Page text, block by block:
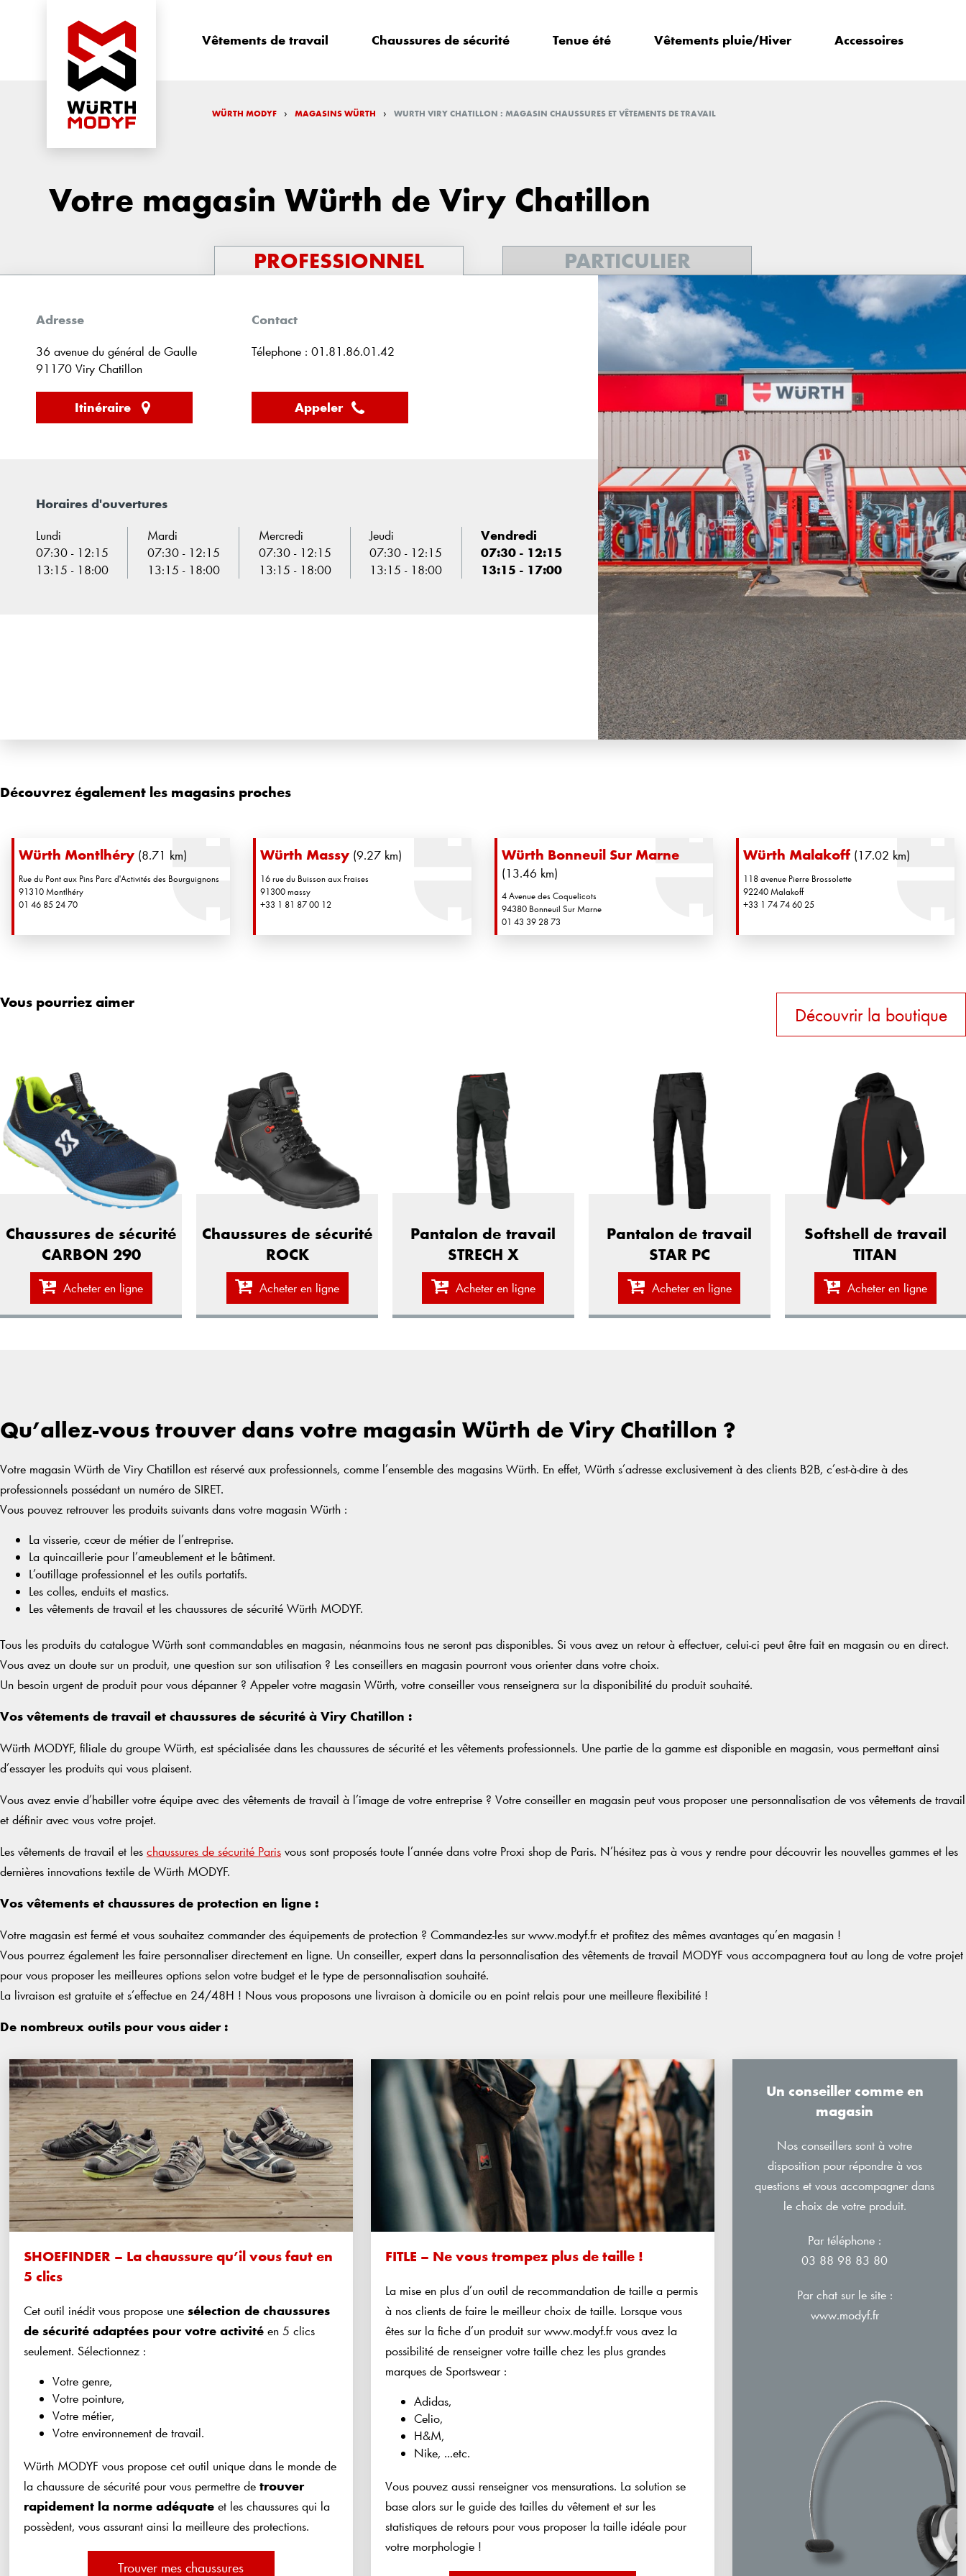
Vêtements de travail Chaussures de sécurité Tenue été Vêtements pluie/Hiver Accessoires
WÜRTH MODYF › MAGASINS WÜRTH › WURTH VIRY CHATILLON : MAGASIN CHAUSSURES ET VÊTEMENTS DE TRAVAIL
Votre magasin Würth de Viry Chatillon
PROFESSIONNEL PARTICULIER
Adresse
36 avenue du général de Gaulle
91170 Viry Chatillon
Itinéraire
Contact
Télephone : 01.81.86.01.42
Appeler
Horaires d'ouvertures
Lundi
07:30 - 12:15
13:15 - 18:00
Mardi
07:30 - 12:15
13:15 - 18:00
Mercredi
07:30 - 12:15
13:15 - 18:00
Jeudi
07:30 - 12:15
13:15 - 18:00
Vendredi
07:30 - 12:15
13:15 - 17:00
Découvrez également les magasins proches
Würth Montlhéry (8.71 km)
Rue du Pont aux Pins Parc d'Activités des Bourguignons
91310 Montlhéry
01 46 85 24 70
Würth Massy (9.27 km)
16 rue du Buisson aux Fraises
91300 massy
+33 1 81 87 00 12
Würth Bonneuil Sur Marne
(13.46 km)
4 Avenue des Coquelicots
94380 Bonneuil Sur Marne
01 43 39 28 73
Würth Malakoff (17.02 km)
118 avenue Pierre Brossolette
92240 Malakoff
+33 1 74 74 60 25
Vous pourriez aimer
Découvrir la boutique
Chaussures de sécurité
CARBON 290
Acheter en ligne
Chaussures de sécurité
ROCK
Acheter en ligne
Pantalon de travail
STRECH X
Acheter en ligne
Pantalon de travail
STAR PC
Acheter en ligne
Softshell de travail
TITAN
Acheter en ligne
Qu’allez-vous trouver dans votre magasin Würth de Viry Chatillon ?
Votre magasin Würth de Viry Chatillon est réservé aux professionnels, comme l’ensemble des magasins Würth. En effet, Würth s’adresse exclusivement à des clients B2B, c’est-à-dire à des
professionnels possédant un numéro de SIRET.
Vous pouvez retrouver les produits suivants dans votre magasin Würth :
La visserie, cœur de métier de l’entreprise.
La quincaillerie pour l’ameublement et le bâtiment.
L’outillage professionnel et les outils portatifs.
Les colles, enduits et mastics.
Les vêtements de travail et les chaussures de sécurité Würth MODYF.
Tous les produits du catalogue Würth sont commandables en magasin, néanmoins tous ne seront pas disponibles. Si vous avez un retour à effectuer, celui-ci peut être fait en magasin ou en direct.
Vous avez un doute sur un produit, une question sur son utilisation ? Les conseillers en magasin pourront vous orienter dans votre choix.
Un besoin urgent de produit pour vous dépanner ? Appeler votre magasin Würth, votre conseiller vous renseignera sur la disponibilité du produit souhaité.
Vos vêtements de travail et chaussures de sécurité à Viry Chatillon :
Würth MODYF, filiale du groupe Würth, est spécialisée dans les chaussures de sécurité et les vêtements professionnels. Une partie de la gamme est disponible en magasin, vous permettant ainsi
d’essayer les produits qui vous plaisent.
Vous avez envie d’habiller votre équipe avec des vêtements de travail à l’image de votre entreprise ? Votre conseiller en magasin peut vous proposer une personnalisation de vos vêtements de travail
et définir avec vous votre projet.
Les vêtements de travail et les chaussures de sécurité Paris vous sont proposés toute l’année dans votre Proxi shop de Paris. N’hésitez pas à vous y rendre pour découvrir les nouvelles gammes et les
dernières innovations textile de Würth MODYF.
Vos vêtements et chaussures de protection en ligne :
Votre magasin est fermé et vous souhaitez commander des équipements de protection ? Commandez-les sur www.modyf.fr et profitez des mêmes avantages qu’en magasin !
Vous pourrez également les faire personnaliser directement en ligne. Un conseiller, expert dans la personnalisation des vêtements de travail MODYF vous accompagnera tout au long de votre projet
pour vous proposer les meilleures options selon votre budget et le type de personnalisation souhaité.
La livraison est gratuite et s’effectue en 24/48H ! Nous vous proposons une livraison à domicile ou en point relais pour une meilleure flexibilité !
De nombreux outils pour vous aider :
SHOEFINDER – La chaussure qu’il vous faut en
5 clics
Cet outil inédit vous propose une sélection de chaussures
de sécurité adaptées pour votre activitéen 5 clics
seulement. Sélectionnez :
Votre genre,
Votre pointure,
Votre métier,
Votre environnement de travail.
Würth MODYF vous propose cet outil unique dans le monde de
la chaussure de sécurité pour vous permettre de trouver
rapidement la norme adéquateet les chaussures qui la
possèdent, vous assurant ainsi la meilleure des protections.
Trouver mes chaussures
FITLE – Ne vous trompez plus de taille !
La mise en plus d’un outil de recommandation de taille a permis
à nos clients de faire le meilleur choix de taille. Lorsque vous
êtes sur la fiche d’un produit sur www.modyf.fr vous avez la
possibilité de renseigner votre taille chez les plus grandes
marques de Sportswear :
Adidas,
Celio,
H&M,
Nike, ...etc.
Vous pouvez aussi renseigner vos mensurations. La solution se
base alors sur le guide des tailles du vêtement et sur les
statistiques de retours pour vous proposer la taille idéale pour
votre morphologie !
Un conseiller comme en
magasin
Nos conseillers sont à votre
disposition pour répondre à vos
questions et vous accompagner dans
le choix de votre produit.
Par téléphone :
03 88 98 83 80
Par chat sur le site :
www.modyf.fr